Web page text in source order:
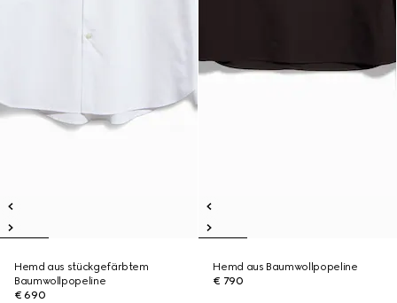
Hemd aus stückgefärbtem
Baumwollpopeline
€ 690
Hemd aus Baumwollpopeline
€ 790